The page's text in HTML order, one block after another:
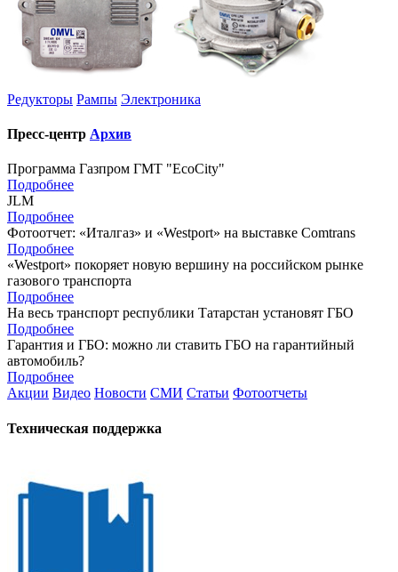
Редукторы Рампы Электроника
Пресс-центр Архив
Программа Газпром ГМТ "EcoCity"
Подробнее
JLM
Подробнее
Фотоотчет: «Италгаз» и «Westport» на выставке Comtrans
Подробнее
«Westport» покоряет новую вершину на российском рынке
газового транспорта
Подробнее
На весь транспорт республики Татарстан установят ГБО
Подробнее
Гарантия и ГБО: можно ли ставить ГБО на гарантийный
автомобиль?
Подробнее
Акции Видео Новости СМИ Статьи Фотоотчеты
Техническая поддержка